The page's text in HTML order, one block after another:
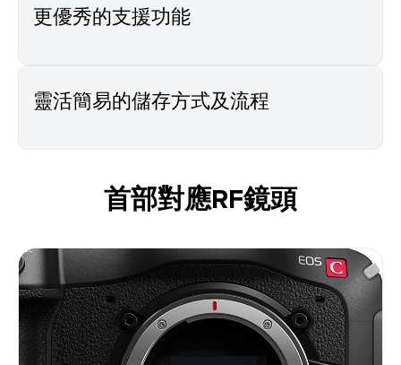
更優秀的支援功能
靈活簡易的儲存方式及流程
首部對應RF鏡頭